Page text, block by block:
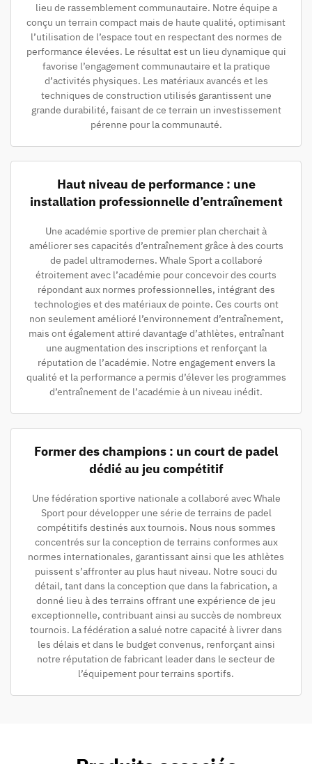
lieu de rassemblement communautaire. Notre équipe a
conçu un terrain compact mais de haute qualité, optimisant
l’utilisation de l’espace tout en respectant des normes de
performance élevées. Le résultat est un lieu dynamique qui
favorise l’engagement communautaire et la pratique
d’activités physiques. Les matériaux avancés et les
techniques de construction utilisés garantissent une
grande durabilité, faisant de ce terrain un investissement
pérenne pour la communauté.
Haut niveau de performance : une
installation professionnelle d’entraînement
Une académie sportive de premier plan cherchait à
améliorer ses capacités d’entraînement grâce à des courts
de padel ultramodernes. Whale Sport a collaboré
étroitement avec l’académie pour concevoir des courts
répondant aux normes professionnelles, intégrant des
technologies et des matériaux de pointe. Ces courts ont
non seulement amélioré l’environnement d’entraînement,
mais ont également attiré davantage d’athlètes, entraînant
une augmentation des inscriptions et renforçant la
réputation de l’académie. Notre engagement envers la
qualité et la performance a permis d’élever les programmes
d’entraînement de l’académie à un niveau inédit.
Former des champions : un court de padel
dédié au jeu compétitif
Une fédération sportive nationale a collaboré avec Whale
Sport pour développer une série de terrains de padel
compétitifs destinés aux tournois. Nous nous sommes
concentrés sur la conception de terrains conformes aux
normes internationales, garantissant ainsi que les athlètes
puissent s’affronter au plus haut niveau. Notre souci du
détail, tant dans la conception que dans la fabrication, a
donné lieu à des terrains offrant une expérience de jeu
exceptionnelle, contribuant ainsi au succès de nombreux
tournois. La fédération a salué notre capacité à livrer dans
les délais et dans le budget convenus, renforçant ainsi
notre réputation de fabricant leader dans le secteur de
l’équipement pour terrains sportifs.